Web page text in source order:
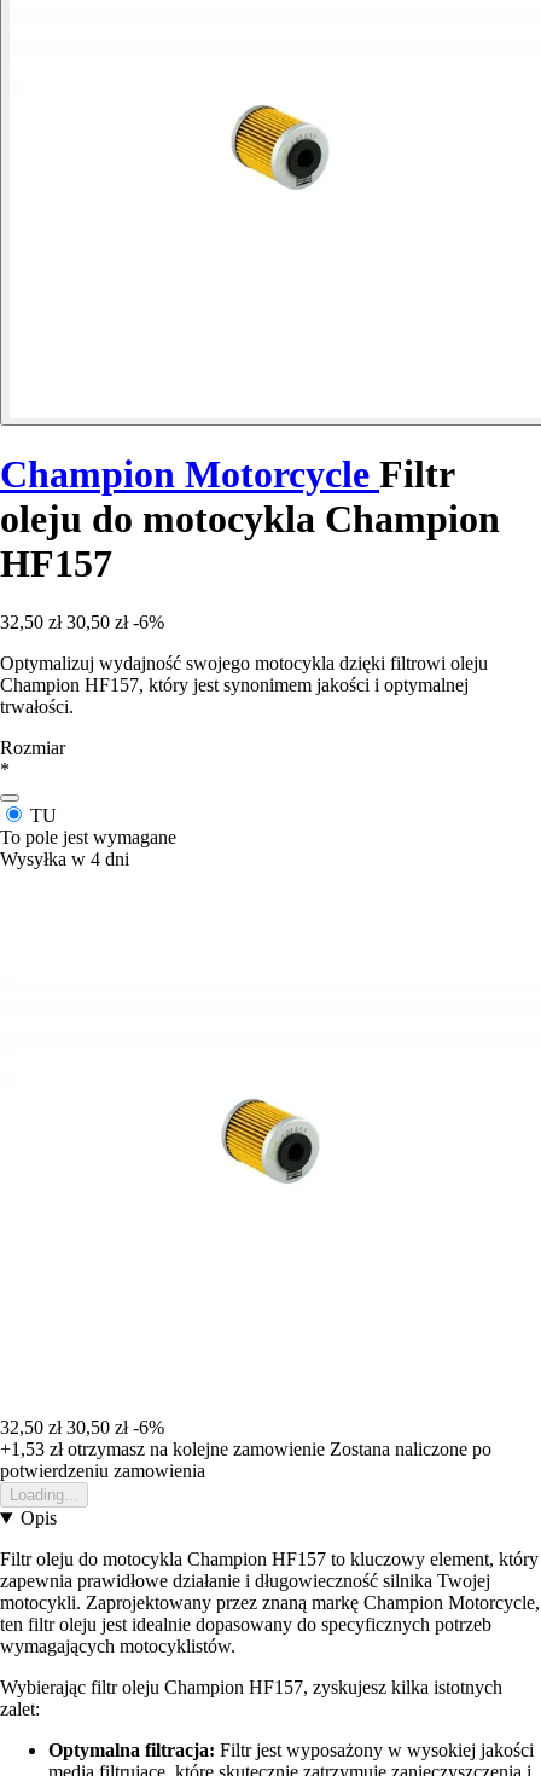
Champion Motorcycle Filtr
oleju do motocykla Champion
HF157
32,50 zł 30,50 zł -6%
Optymalizuj wydajność swojego motocykla dzięki filtrowi oleju
Champion HF157, który jest synonimem jakości i optymalnej
trwałości.
Rozmiar
*
TU
To pole jest wymagane
Wysyłka w 4 dni
32,50 zł 30,50 zł -6%
+1,53 złotrzymasz na kolejne zamowienie Zostana naliczone po
potwierdzeniu zamowienia
Loading...
Opis
Filtr oleju do motocykla Champion HF157 to kluczowy element, który
zapewnia prawidłowe działanie i długowieczność silnika Twojej
motocykli. Zaprojektowany przez znaną markę Champion Motorcycle,
ten filtr oleju jest idealnie dopasowany do specyficznych potrzeb
wymagających motocyklistów.
Wybierając filtr oleju Champion HF157, zyskujesz kilka istotnych
zalet:
Optymalna filtracja: Filtr jest wyposażony w wysokiej jakości